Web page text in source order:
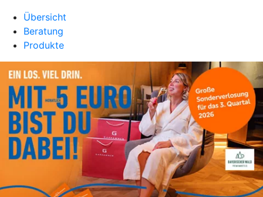
Übersicht
Beratung
Produkte